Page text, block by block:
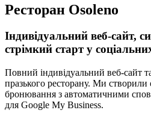
Ресторан Osoleno
Індивідуальний веб-сайт,
стрімкий старт у
Повний індивідуальний веб-сайт
празького ресторану. Ми
бронювання з автоматичними
для Google My Business.